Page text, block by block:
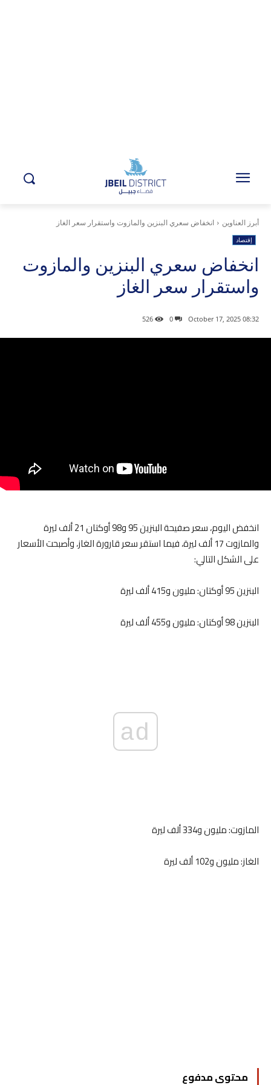
أبرز العناوين انخفاض سعري البنزين والمازوت واستقرار سعر الغاز
إقتصاد
انخفاض سعري البنزين والمازوت
واستقرار سعر الغاز
08:32 2025 ,October 17
0
526
انخفض اليوم، سعر صفيحة البنزين 95 و98 أوكتان 21 ألف ليرة
والمازوت 17 ألف ليرة، فيما استقر سعر قارورة الغاز، وأصبحت الأسعار
على الشكل التالي:
البنزين 95 أوكتان: مليون و415 ألف ليرة
البنزين 98 أوكتان: مليون و455 ألف ليرة
ad
المازوت: مليون و334 ألف ليرة
الغاز: مليون و102 ألف ليرة
محتوى مدفوع